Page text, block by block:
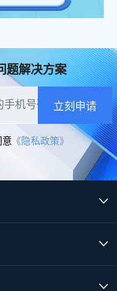
题解决方案
立刻申请
意《隐私政策》